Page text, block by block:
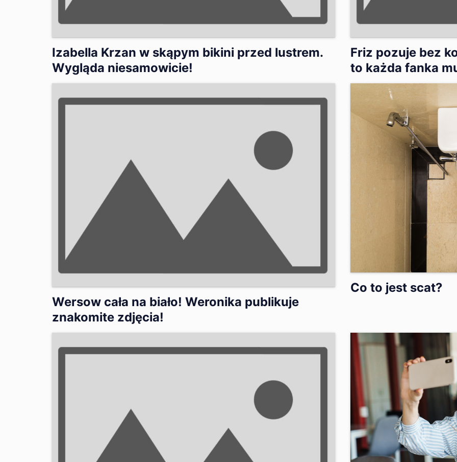
Izabella Krzan w skąpym bikini przed lustrem.
Wygląda niesamowicie!
Friz pozuje bez
to każda fanka
Wersow cała na biało! Weronika publikuje
znakomite zdjęcia!
Co to jest scat?